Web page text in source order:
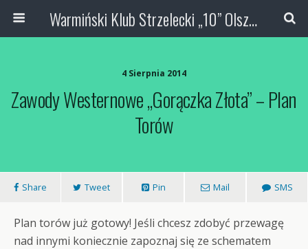
Warmiński Klub Strzelecki „10” Olsztyn
4 Sierpnia 2014
Zawody Westernowe „Gorączka Złota” – Plan
Torów
Share Tweet Pin Mail SMS
Plan torów już gotowy! Jeśli chcesz zdobyć przewagę
nad innymi koniecznie zapoznaj się ze schematem